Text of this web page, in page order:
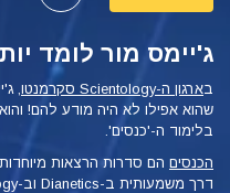
ג'יימס מור לומד
בארגון ה-Scientology סקרמנטו
,
שהוא אפילו לא היה מודע להם!
בלימוד ה-'כנסים'.
הכנסים הם סדרות הרצאות